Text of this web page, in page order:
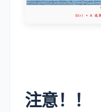
注意！！